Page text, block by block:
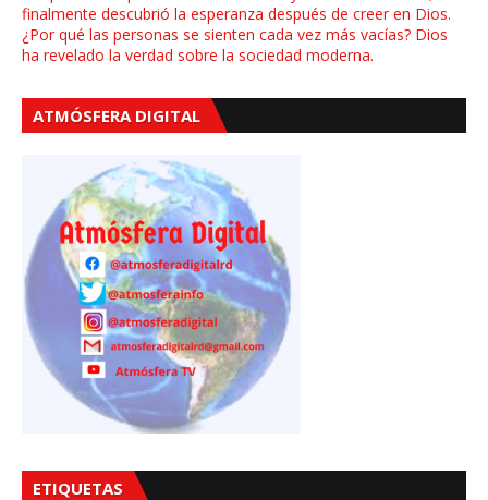
finalmente descubrió la esperanza después de creer en Dios.
¿Por qué las personas se sienten cada vez más vacías? Dios
ha revelado la verdad sobre la sociedad moderna.
ATMÓSFERA DIGITAL
ETIQUETAS